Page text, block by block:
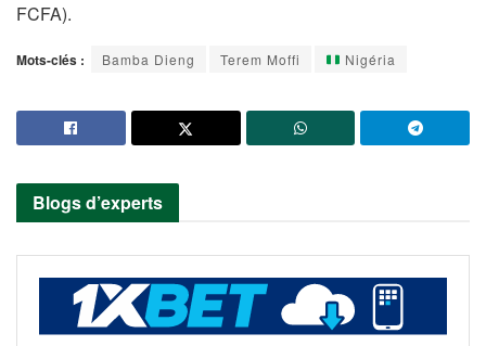
FCFA).
Mots-clés : Bamba Dieng Terem Moffi Nigéria
Blogs d’experts